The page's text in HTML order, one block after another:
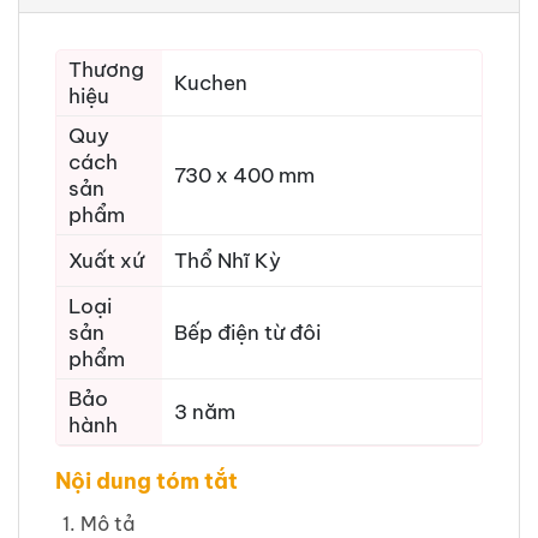
Thương
hiệu
Kuchen
Quy
cách
sản
phẩm
730 x 400 mm
Xuất xứ
Thổ Nhĩ Kỳ
Loại
sản
phẩm
Bếp điện từ đôi
Bảo
hành
3 năm
Nội dung tóm tắt
Mô tả